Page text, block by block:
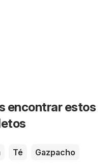
encontrar estos
Té
Gazpacho